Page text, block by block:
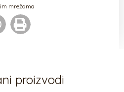
mrežama
proizvodi